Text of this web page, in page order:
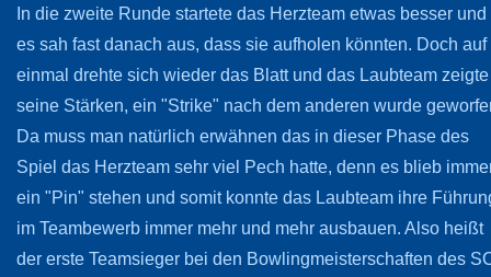
In die zweite Runde startete das Herzteam etwas besser und
es sah fast danach aus, dass sie aufholen könnten. Doch auf
einmal drehte sich wieder das Blatt und das Laubteam zeigte
seine Stärken, ein "Strike" nach dem anderen wurde
Da muss man natürlich erwähnen das in dieser Phase des
Spiel das Herzteam sehr viel Pech hatte, denn es blieb
ein "Pin" stehen und somit konnte das Laubteam ihre
im Teambewerb immer mehr und mehr ausbauen. Also heißt
der erste Teamsieger bei den Bowlingmeisterschaften des